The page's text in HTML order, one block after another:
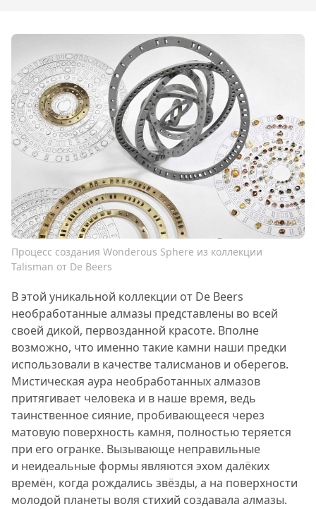
Процесс создания Wonderous Sphere из коллекции
Talisman от De Beers
В этой уникальной коллекции от De Beers
необработанные алмазы представлены во всей
своей дикой, первозданной красоте. Вполне
возможно, что именно такие камни наши предки
использовали в качестве талисманов и оберегов.
Мистическая аура необработанных алмазов
притягивает человека и в наше время, ведь
таинственное сияние, пробивающееся через
матовую поверхность камня, полностью теряется
при его огранке. Вызывающе неправильные
и неидеальные формы являются эхом далёких
времён, когда рождались звёзды, а на поверхности
молодой планеты воля стихий создавала алмазы.